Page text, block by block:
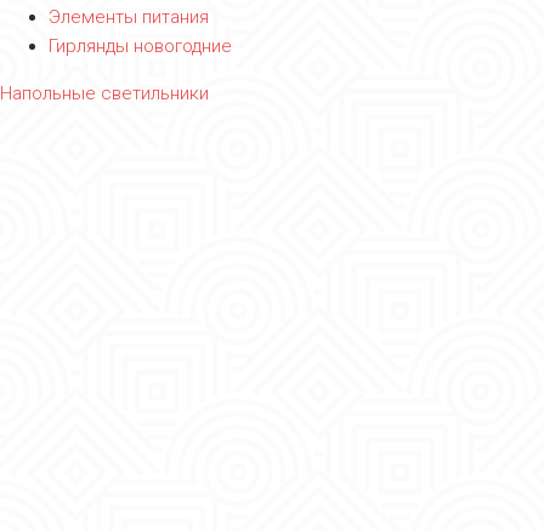
Элементы питания
Гирлянды новогодние
Напольные светильники